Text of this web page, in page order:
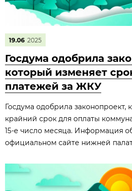
19.06 2025
Госдума одобрила
который изменяет
платежей за ЖКУ
Госдума одобрила законопроект,
крайний срок для оплаты
15-е число месяца. Информация
официальном сайте нижней